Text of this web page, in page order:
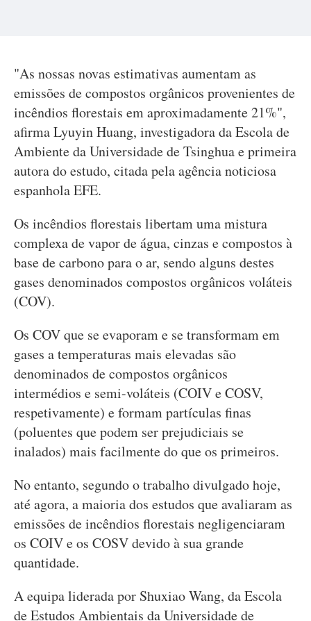
"As nossas novas estimativas aumentam as
emissões de compostos orgânicos provenientes de
incêndios florestais em aproximadamente 21%",
afirma Lyuyin Huang, investigadora da Escola de
Ambiente da Universidade de Tsinghua e primeira
autora do estudo, citada pela agência noticiosa
espanhola EFE.
Os incêndios florestais libertam uma mistura
complexa de vapor de água, cinzas e compostos à
base de carbono para o ar, sendo alguns destes
gases denominados compostos orgânicos voláteis
(COV).
Os COV que se evaporam e se transformam em
gases a temperaturas mais elevadas são
denominados de compostos orgânicos
intermédios e semi-voláteis (COIV e COSV,
respetivamente) e formam partículas finas
(poluentes que podem ser prejudiciais se
inalados) mais facilmente do que os primeiros.
No entanto, segundo o trabalho divulgado hoje,
até agora, a maioria dos estudos que avaliaram as
emissões de incêndios florestais negligenciaram
os COIV e os COSV devido à sua grande
quantidade.
A equipa liderada por Shuxiao Wang, da Escola
de Estudos Ambientais da Universidade de